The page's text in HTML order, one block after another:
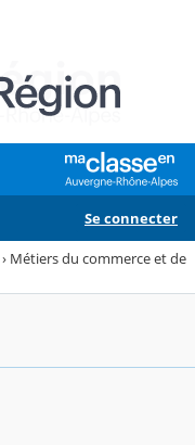
Se connecter
› Métiers du commerce et de